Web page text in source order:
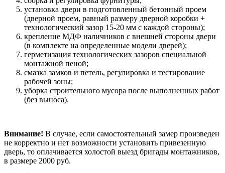
установка двери в подготовленный бетонный проем
(дверной проем, равный размеру дверной коробки +
технологический зазор 15-20 мм с каждой стороны);
крепление МДФ наличников с внешней стороны двери
(в комплекте на определенные модели дверей);
герметизация технологических зазоров специальной
монтажной пеной;
смазка замков и петель, регулировка и тестирование
рабочей зоны;
уборка строительного мусора после выполненных работ
(без выноса).
Внимание! В случае, если самостоятельный замер произведен
не корректно и нет возможности установить привезенную
дверь, то оплачивается холостой выезд бригады монтажников,
в размере 2000 руб.